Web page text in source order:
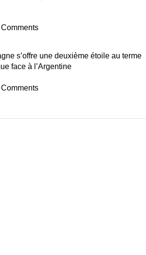
Comments
s’offre une deuxième étoile au terme
face à l’Argentine
Comments